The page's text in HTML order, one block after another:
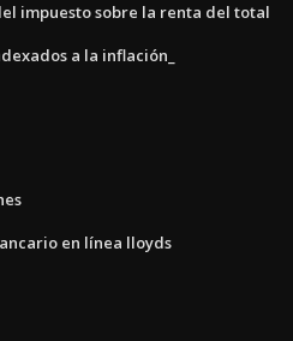
impuesto sobre la renta del total
a la inflación_
en línea lloyds